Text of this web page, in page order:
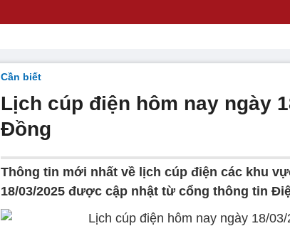
Cần biết
Lịch cúp điện hôm nay ngày
Đồng
Thông tin mới nhất về lịch cúp điện các khu
18/03/2025 được cập nhật từ cổng thông tin